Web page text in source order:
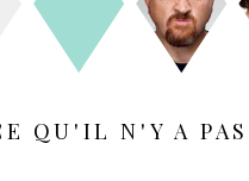
QU'IL N'Y A